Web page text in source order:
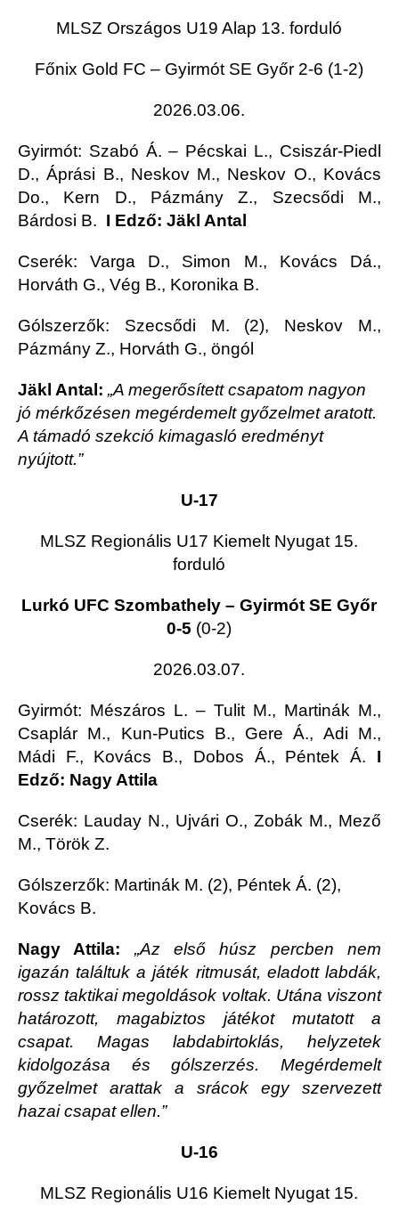
MLSZ Országos U19 Alap 13. forduló
Főnix Gold FC – Gyirmót SE Győr 2-6 (1-2)
2026.03.06.
Gyirmót: Szabó Á. – Pécskai L., Csiszár-Piedl
D., Áprási B., Neskov M., Neskov O., Kovács
Do., Kern D., Pázmány Z., Szecsődi M.,
Bárdosi B. I Edző: Jäkl Antal
Cserék: Varga D., Simon M., Kovács Dá.,
Horváth G., Vég B., Koronika B.
Gólszerzők: Szecsődi M. (2), Neskov M.,
Pázmány Z., Horváth G., öngól
Jäkl Antal: „A megerősített csapatom nagyon
jó mérkőzésen megérdemelt győzelmet aratott.
A támadó szekció kimagasló eredményt
nyújtott.”
U-17
MLSZ Regionális U17 Kiemelt Nyugat 15.
forduló
Lurkó UFC Szombathely – Gyirmót SE Győr
0-5 (0-2)
2026.03.07.
Gyirmót: Mészáros L. – Tulit M., Martinák M.,
Csaplár M., Kun-Putics B., Gere Á., Adi M.,
Mádi F., Kovács B., Dobos Á., Péntek Á. I
Edző: Nagy Attila
Cserék: Lauday N., Ujvári O., Zobák M., Mező
M., Török Z.
Gólszerzők: Martinák M. (2), Péntek Á. (2),
Kovács B.
Nagy Attila: „Az első húsz percben nem
igazán találtuk a játék ritmusát, eladott labdák,
rossz taktikai megoldások voltak. Utána viszont
határozott, magabiztos játékot mutatott a
csapat. Magas labdabirtoklás, helyzetek
kidolgozása és gólszerzés. Megérdemelt
győzelmet arattak a srácok egy szervezett
hazai csapat ellen.”
U-16
MLSZ Regionális U16 Kiemelt Nyugat 15.